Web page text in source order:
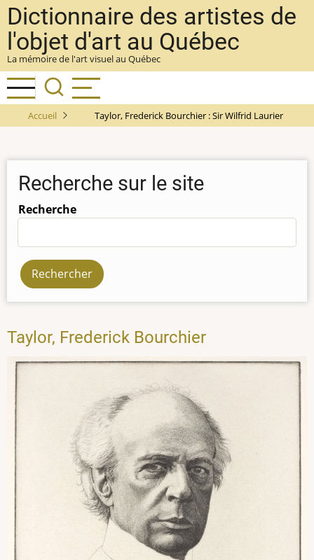
Aller
au
contenu
principal
Dictionnaire des artistes de
l'objet d'art au Québec
La mémoire de l'art visuel au Québec
Accueil Taylor, Frederick Bourchier : Sir Wilfrid Laurier
Recherche sur le site
Recherche
Taylor, Frederick Bourchier